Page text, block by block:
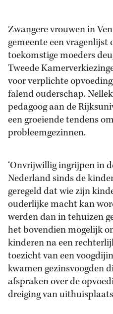
Zwangere vrouwen in
gemeente een vragenlijst
toekomstige moeders
Tweede
voor verplichte
falend ouderschap.
pedagoog aan de
een groeiende tendens
probleemgezinnen.
‘Onvrijwillig ingrijpen in
Nederland sinds de
geregeld dat wie zijn
ouderlijke macht kan
werden dan in tehuizen
het bovendien mogelijk
kinderen na een
toezicht van een
kwamen gezinsvoogden
afspraken over de
dreiging van